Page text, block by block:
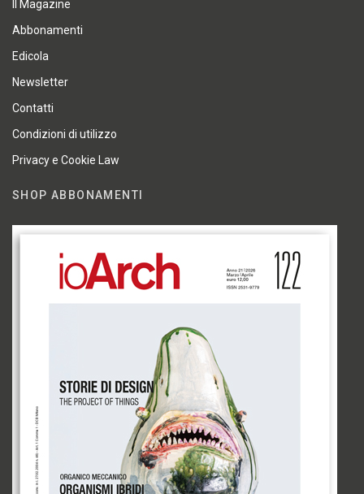
Il Magazine
Abbonamenti
Edicola
Newsletter
Contatti
Condizioni di utilizzo
Privacy e Cookie Law
SHOP ABBONAMENTI